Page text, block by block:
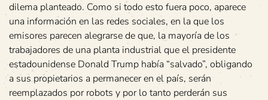
dilema planteado. Como si todo esto fuera poco, aparece
una información en las redes sociales, en la que los
emisores parecen alegrarse de que, la mayoría de los
trabajadores de una planta industrial que el presidente
estadounidense Donald Trump había “salvado”, obligando
a sus propietarios a permanecer en el país, serán
reemplazados por robots y por lo tanto perderán sus